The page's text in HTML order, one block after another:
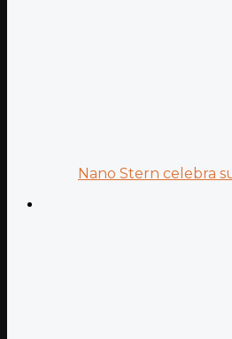
Nano Stern celebra